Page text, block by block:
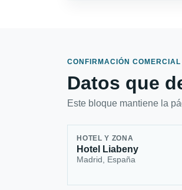
CONFIRMACIÓN COMERCIAL
Datos que
Este bloque mantiene la
HOTEL Y ZONA
Hotel Liabeny
Madrid, España